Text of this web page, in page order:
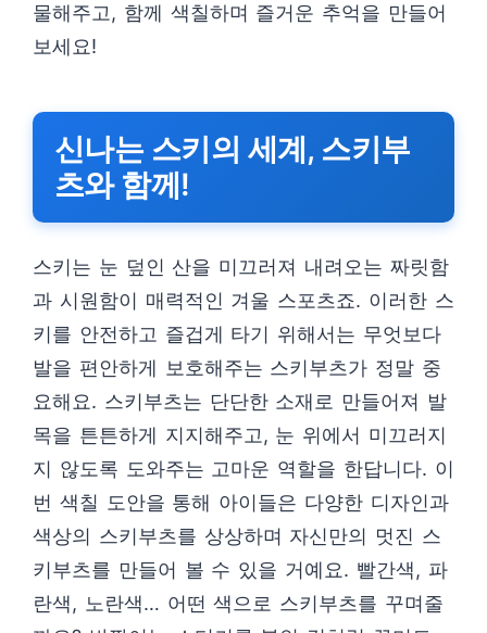
물해주고, 함께 색칠하며 즐거운 추억을 만들어
보세요!
신나는 스키의 세계, 스키부
츠와 함께!
스키는 눈 덮인 산을 미끄러져 내려오는 짜릿함
과 시원함이 매력적인 겨울 스포츠죠. 이러한 스
키를 안전하고 즐겁게 타기 위해서는 무엇보다
발을 편안하게 보호해주는 스키부츠가 정말 중
요해요. 스키부츠는 단단한 소재로 만들어져 발
목을 튼튼하게 지지해주고, 눈 위에서 미끄러지
지 않도록 도와주는 고마운 역할을 한답니다. 이
번 색칠 도안을 통해 아이들은 다양한 디자인과
색상의 스키부츠를 상상하며 자신만의 멋진 스
키부츠를 만들어 볼 수 있을 거예요. 빨간색, 파
란색, 노란색… 어떤 색으로 스키부츠를 꾸며줄